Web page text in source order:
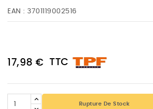
EAN : 3701119002516
17,98 € TTC
Rupture De Stock